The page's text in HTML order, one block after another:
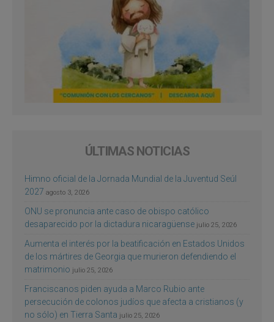
ÚLTIMAS NOTICIAS
Himno oficial de la Jornada Mundial de la Juventud Seúl
2027 agosto 3, 2026
ONU se pronuncia ante caso de obispo católico
desaparecido por la dictadura nicaragüense julio 25, 2026
Aumenta el interés por la beatificación en Estados Unidos
de los mártires de Georgia que murieron defendiendo el
matrimonio julio 25, 2026
Franciscanos piden ayuda a Marco Rubio ante
persecución de colonos judíos que afecta a cristianos (y
no sólo) en Tierra Santa julio 25, 2026